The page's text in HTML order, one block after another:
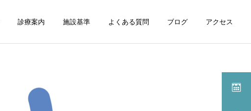
診療案内 施設基準 よくある質問 ブログ アクセス